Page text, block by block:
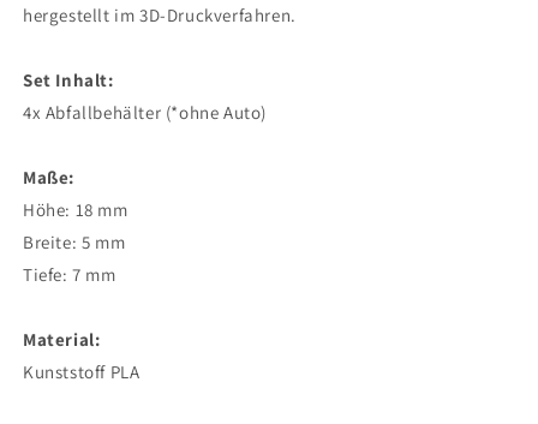
hergestellt im 3D-Druckverfahren.
Set Inhalt:
4x Abfallbehälter (*ohne Auto)
Maße:
Höhe: 18 mm
Breite: 5 mm
Tiefe: 7 mm
Material:
Kunststoff PLA